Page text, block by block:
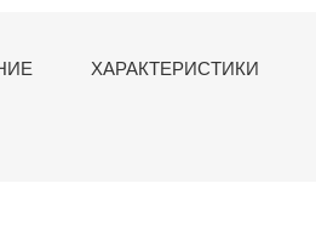
ХАРАКТЕРИСТИКИ